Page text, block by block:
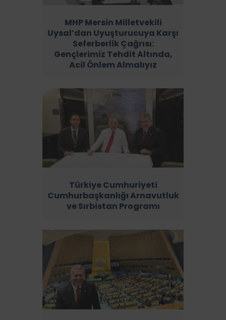
MHP Mersin Milletvekili
Uysal’dan Uyuşturucuya Karşı
Seferberlik Çağrısı:
Gençlerimiz Tehdit Altında,
Acil Önlem Almalıyız
Türkiye Cumhuriyeti
Cumhurbaşkanlığı Arnavutluk
ve Sırbistan Programı